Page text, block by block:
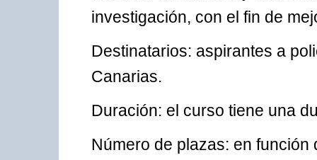
investigación, con el fin de
Destinatarios: aspirantes a
Canarias.
Duración: el curso tiene una
Número de plazas: en